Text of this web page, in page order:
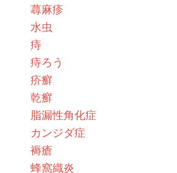
蕁麻疹
水虫
痔
痔ろう
疥癬
乾癬
脂漏性角化症
カンジダ症
褥瘡
蜂窩織炎